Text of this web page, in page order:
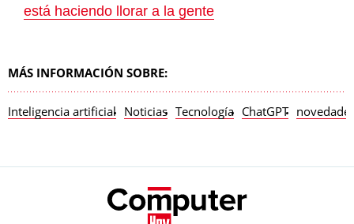
está haciendo llorar a la gente
MÁS INFORMACIÓN SOBRE:
Inteligencia artificial Noticias Tecnología ChatGPT